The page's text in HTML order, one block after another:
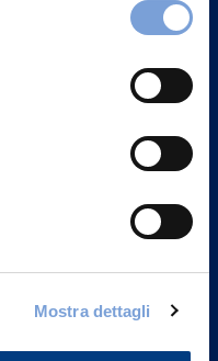
sezione "Informativa
Mostra dettagli